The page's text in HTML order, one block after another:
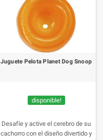
Juguete Pelota Planet Dog Snoop
disponible!
Desafíe y active el cerebro de su
cachorro con el diseño divertido y